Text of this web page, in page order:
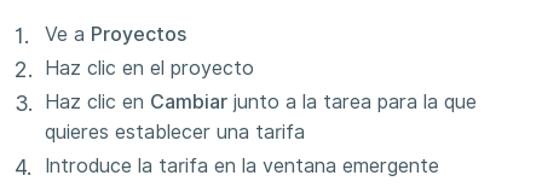
Ve a Proyectos
Haz clic en el proyecto
Haz clic en Cambiar junto a la tarea para la que
quieres establecer una tarifa
Introduce la tarifa en la ventana emergente